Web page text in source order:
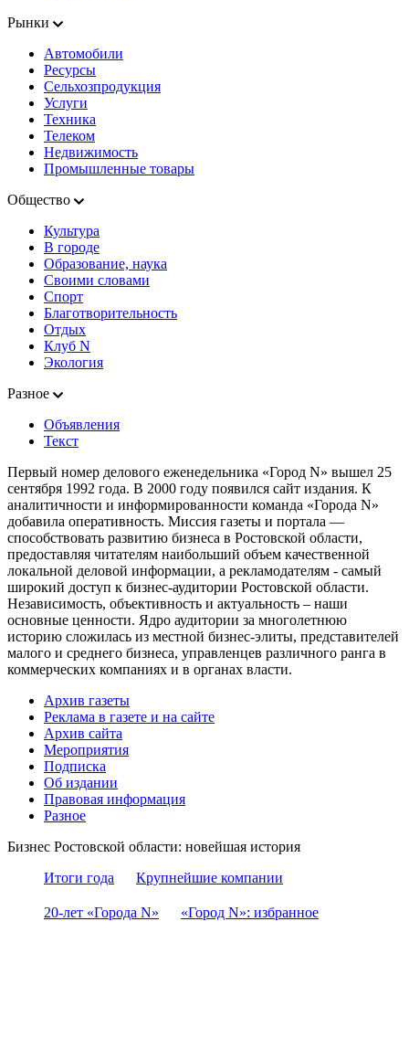
Рынки
Автомобили
Ресурсы
Сельхозпродукция
Услуги
Техника
Телеком
Недвижимость
Промышленные товары
Общество
Культура
В городе
Образование, наука
Своими словами
Спорт
Благотворительность
Отдых
Клуб N
Экология
Разное
Объявления
Текст
Первый номер делового еженедельника «Город N» вышел 25
сентября 1992 года. В 2000 году появился сайт издания. К
аналитичности и информированности команда «Города N»
добавила оперативность. Миссия газеты и портала —
способствовать развитию бизнеса в Ростовской области,
предоставляя читателям наибольший объем качественной
локальной деловой информации, а рекламодателям - самый
широкий доступ к бизнес-аудитории Ростовской области.
Независимость, объективность и актуальность – наши
основные ценности. Ядро аудитории за многолетнюю
историю сложилась из местной бизнес-элиты, представителей
малого и среднего бизнеса, управленцев различного ранга в
коммерческих компаниях и в органах власти.
Архив газеты
Реклама в газете и на сайте
Архив сайта
Мероприятия
Подписка
Об издании
Правовая информация
Разное
Бизнес Ростовской области: новейшая история
Итоги года
Крупнейшие компании
20-лет «Города N» «Город N»: избранное